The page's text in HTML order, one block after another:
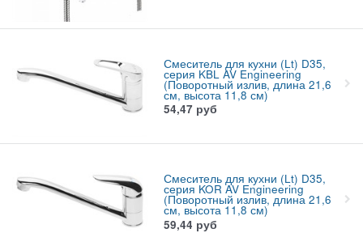
Смеситель для кухни (Lt) D35,
серия KBL AV Engineering
(Поворотный излив, длина 21,6
см, высота 11,8 см)
54,47 руб
Смеситель для кухни (Lt) D35,
серия KOR AV Engineering
(Поворотный излив, длина 21,6
см, высота 11,8 см)
59,44 руб